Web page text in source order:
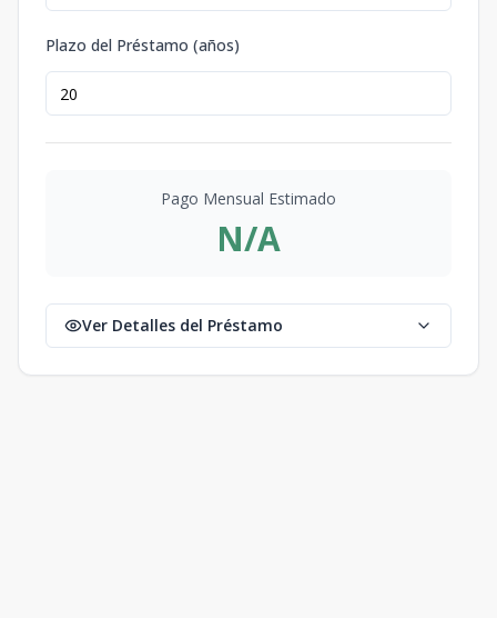
Plazo del Préstamo (años)
Pago Mensual Estimado
N/A
Ver Detalles del Préstamo